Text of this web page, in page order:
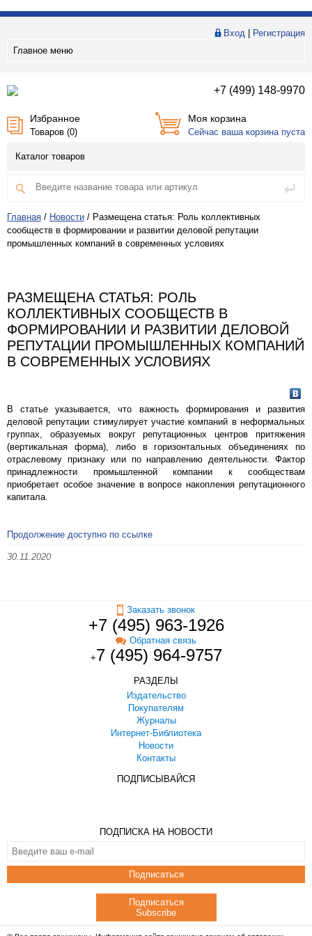
Вход
Регистрация
Главное меню
+7 (499) 148-9970
Избранное
Товаров (0)
Моя корзина
Сейчас ваша корзина пуста
Каталог товаров
Главная / Новости / Размещена статья: Роль коллективных
сообществ в формировании и развитии деловой репутации
промышленных компаний в современных условиях
РАЗМЕЩЕНА СТАТЬЯ: РОЛЬ
КОЛЛЕКТИВНЫХ СООБЩЕСТВ В
ФОРМИРОВАНИИ И РАЗВИТИИ ДЕЛОВОЙ
РЕПУТАЦИИ ПРОМЫШЛЕННЫХ КОМПАНИЙ
В СОВРЕМЕННЫХ УСЛОВИЯХ
В статье указывается, что важность формирования и развития
деловой репутации стимулирует участие компаний в неформальных
группах, образуемых вокруг репутационных центров притяжения
(вертикальная форма), либо в горизонтальных объединениях по
отраслевому признаку или по направлению деятельности. Фактор
принадлежности промышленной компании к сообществам
приобретает особое значение в вопросе накопления репутационного
капитала.
Продолжение доступно по ссылке
30.11.2020
Заказать звонок
+7 (495) 963-1926
Обратная связь
+7 (495) 964-9757
РАЗДЕЛЫ
Издательство
Покупателям
Журналы
Интернет-Библиотека
Новости
Контакты
ПОДПИСЫВАЙСЯ
ПОДПИСКА НА НОВОСТИ
Подписаться
Подписаться
Subscribe